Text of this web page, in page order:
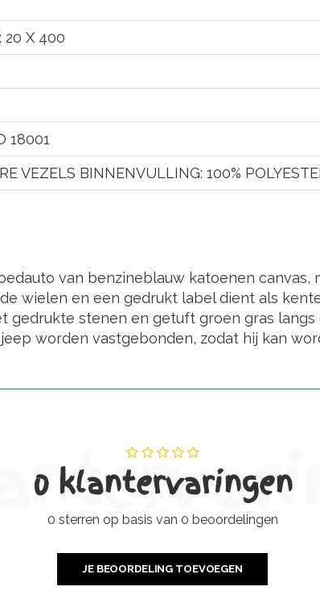
20 X 400
18001
VEZELS BINNENVULLING: 100%
van benzineblauw katoenen
wielen en een gedrukt label dient als
gedrukte stenen en getuft groen gras
worden vastgebonden, zodat hij kan
0 klantervaringen
0 sterren op basis van 0 beoordelingen
JE BEOORDELING TOEVOEGEN